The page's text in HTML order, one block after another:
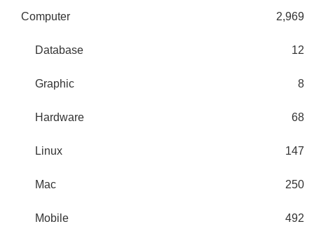
Computer 2,969
Database 12
Graphic 8
Hardware 68
Linux 147
Mac 250
Mobile 492